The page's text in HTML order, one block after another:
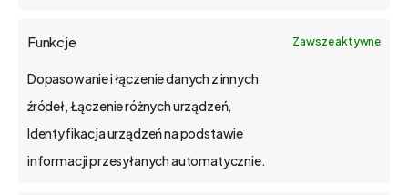
Funkcje Zawsze aktywne
Dopasowanie i łączenie danych z innych
źródeł, Łączenie różnych urządzeń,
Identyfikacja urządzeń na podstawie
informacji przesyłanych automatycznie.
Jak wdrażamy
API
Blog